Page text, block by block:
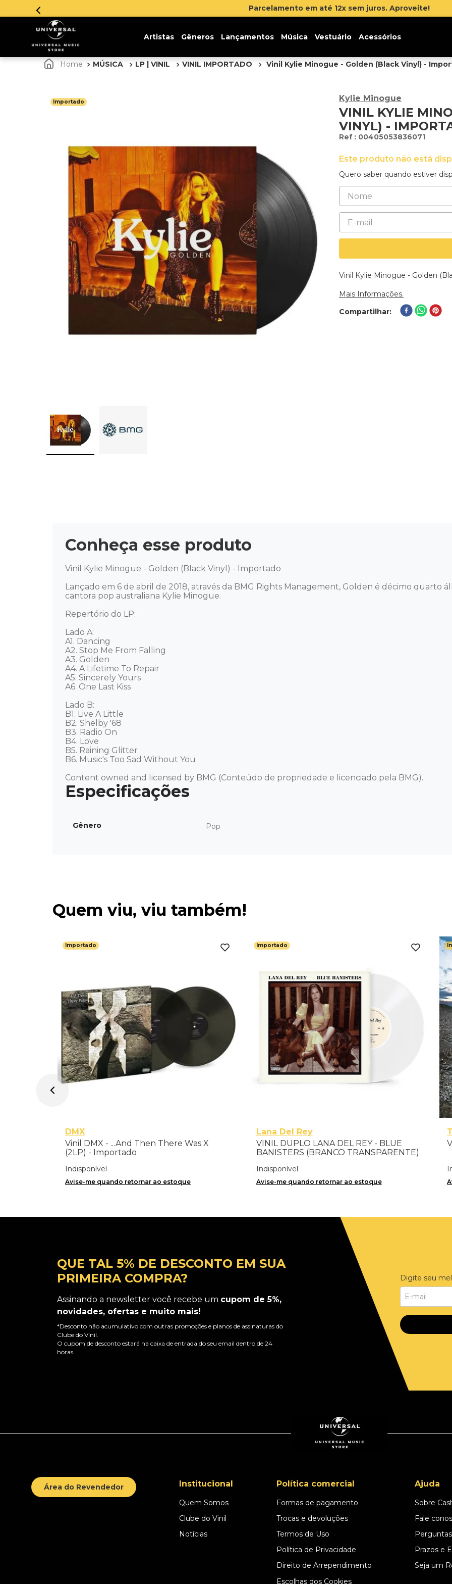
Parcelamento em até 12x sem juros. Aproveite!
Artistas Gêneros Lançamentos Música Vestuário Acessórios
MÚSICA LP | VINIL VINIL IMPORTADO Vinil Kylie Minogue - Golden (Black Vinyl) -
Importado Kylie Minogue
VINIL KYLIE
VINYL) -
: 00405053836071
Este produto não está
Quero saber quando estiver
Vinil Kylie Minogue - Golden
Mais Informações.
Compartilhar
Conheça esse produto
Vinil Kylie Minogue - Golden (Black Vinyl) - Importado
Lançado em 6 de abril de 2018, através da BMG Rights Management, Golden é décimo quarto
cantora pop australiana Kylie Minogue.
Repertório do LP:
Lado A:
A1. Dancing
A2. Stop Me From Falling
A3. Golden
A4. A Lifetime To Repair
A5. Sincerely Yours
A6. One Last Kiss
Lado B:
B1. Live A Little
B2. Shelby '68
B3. Radio On
B4. Love
B5. Raining Glitter
B6. Music's Too Sad Without You
Content owned and licensed by BMG (Conteúdo de propriedade e licenciado pela BMG).
Gênero Pop
Quem viu, viu também!
Importado
DMX
Vinil DMX - ...And Then There Was X
(2LP) - Importado
Indisponível
Avise-me quando retornar ao estoque
Importado
Lana Del Rey
VINIL DUPLO LANA DEL REY - BLUE
BANISTERS (BRANCO TRANSPARENTE)
Indisponível
Avise-me quando retornar ao estoque
QUE TAL 5% DE DESCONTO EM SUA
PRIMEIRA COMPRA?
Assinando a newsletter você recebe um cupom de 5%,
novidades, ofertas e muito mais!
*Desconto não acumulativo com outras promoções e planos de assinaturas do
Clube do Vinil.
O cupom de desconto estará na caixa de entrada do seu email dentro de 24
horas.
Digite seu
Área do Revendedor Institucional
Quem Somos
Clube do Vinil
Notícias
Política comercial
Formas de pagamento
Trocas e devoluções
Termos de Uso
Política de Privacidade
Direito de Arrependimento
Escolhas dos Cookies
Ajuda
Sobre
Fale
Prazos e
Seja um